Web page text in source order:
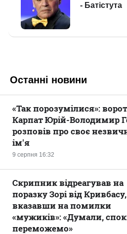
Останні новини
9 серпня 16:32
«Так порозумілися»:
Карпат Юрій-Володимир
розповів про своє
ім'я
Скрипник відреагував на
поразку Зорі від Кривбасу,
вказавши на помилки
«мужиків»: «Думали,
переможемо»